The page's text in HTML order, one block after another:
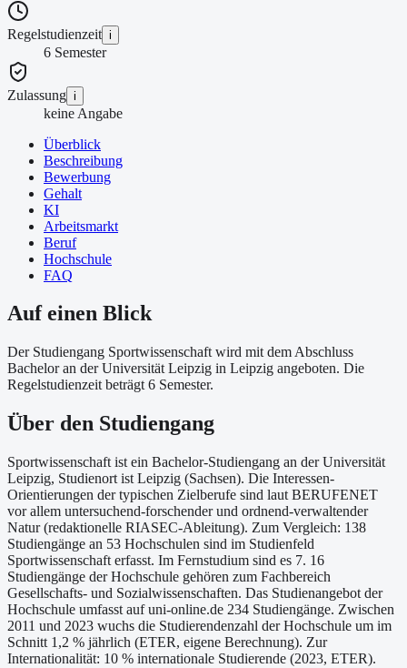
Regelstudienzeit i
6 Semester
Zulassung i
keine Angabe
Überblick
Beschreibung
Bewerbung
Gehalt
KI
Arbeitsmarkt
Beruf
Hochschule
FAQ
Auf einen Blick
Der Studiengang Sportwissenschaft wird mit dem Abschluss
Bachelor an der Universität Leipzig in Leipzig angeboten. Die
Regelstudienzeit beträgt 6 Semester.
Über den Studiengang
Sportwissenschaft ist ein Bachelor-Studiengang an der Universität
Leipzig, Studienort ist Leipzig (Sachsen). Die Interessen-
Orientierungen der typischen Zielberufe sind laut BERUFENET
vor allem untersuchend-forschender und ordnend-verwaltender
Natur (redaktionelle RIASEC-Ableitung). Zum Vergleich: 138
Studiengänge an 53 Hochschulen sind im Studienfeld
Sportwissenschaft erfasst. Im Fernstudium sind es 7. 16
Studiengänge der Hochschule gehören zum Fachbereich
Gesellschafts- und Sozialwissenschaften. Das Studienangebot der
Hochschule umfasst auf uni-online.de 234 Studiengänge. Zwischen
2011 und 2023 wuchs die Studierendenzahl der Hochschule um im
Schnitt 1,2 % jährlich (ETER, eigene Berechnung). Zur
Internationalität: 10 % internationale Studierende (2023, ETER).